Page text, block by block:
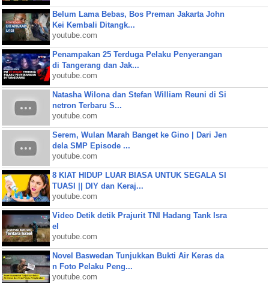
Belum Lama Bebas, Bos Preman Jakarta John
Kei Kembali Ditangk...
youtube.com
Penampakan 25 Terduga Pelaku Penyerangan
di Tangerang dan Jak...
youtube.com
Natasha Wilona dan Stefan William Reuni di Si
netron Terbaru S...
youtube.com
Serem, Wulan Marah Banget ke Gino | Dari Jen
dela SMP Episode ...
youtube.com
8 KIAT HIDUP LUAR BIASA UNTUK SEGALA SI
TUASI || DIY dan Keraj...
youtube.com
Video Detik detik Prajurit TNI Hadang Tank Isra
el
youtube.com
Novel Baswedan Tunjukkan Bukti Air Keras da
n Foto Pelaku Peng...
youtube.com